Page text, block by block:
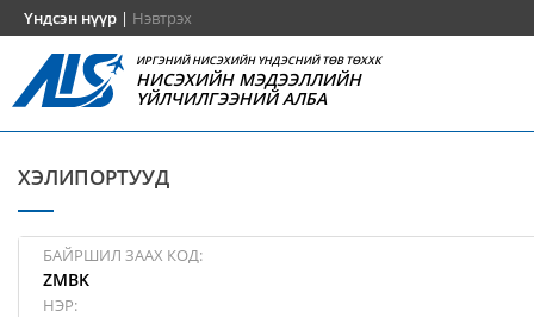
Үндсэн нүүр | Нэвтрэх
ИРГЭНИЙ НИСЭХИЙН ҮНДЭСНИЙ ТӨВ ТӨХХК
НИСЭХИЙН МЭДЭЭЛЛИЙН
ҮЙЛЧИЛГЭЭНИЙ АЛБА
ХЭЛИПОРТУУД
БАЙРШИЛ ЗААХ КОД:
ZMBK
НЭР: